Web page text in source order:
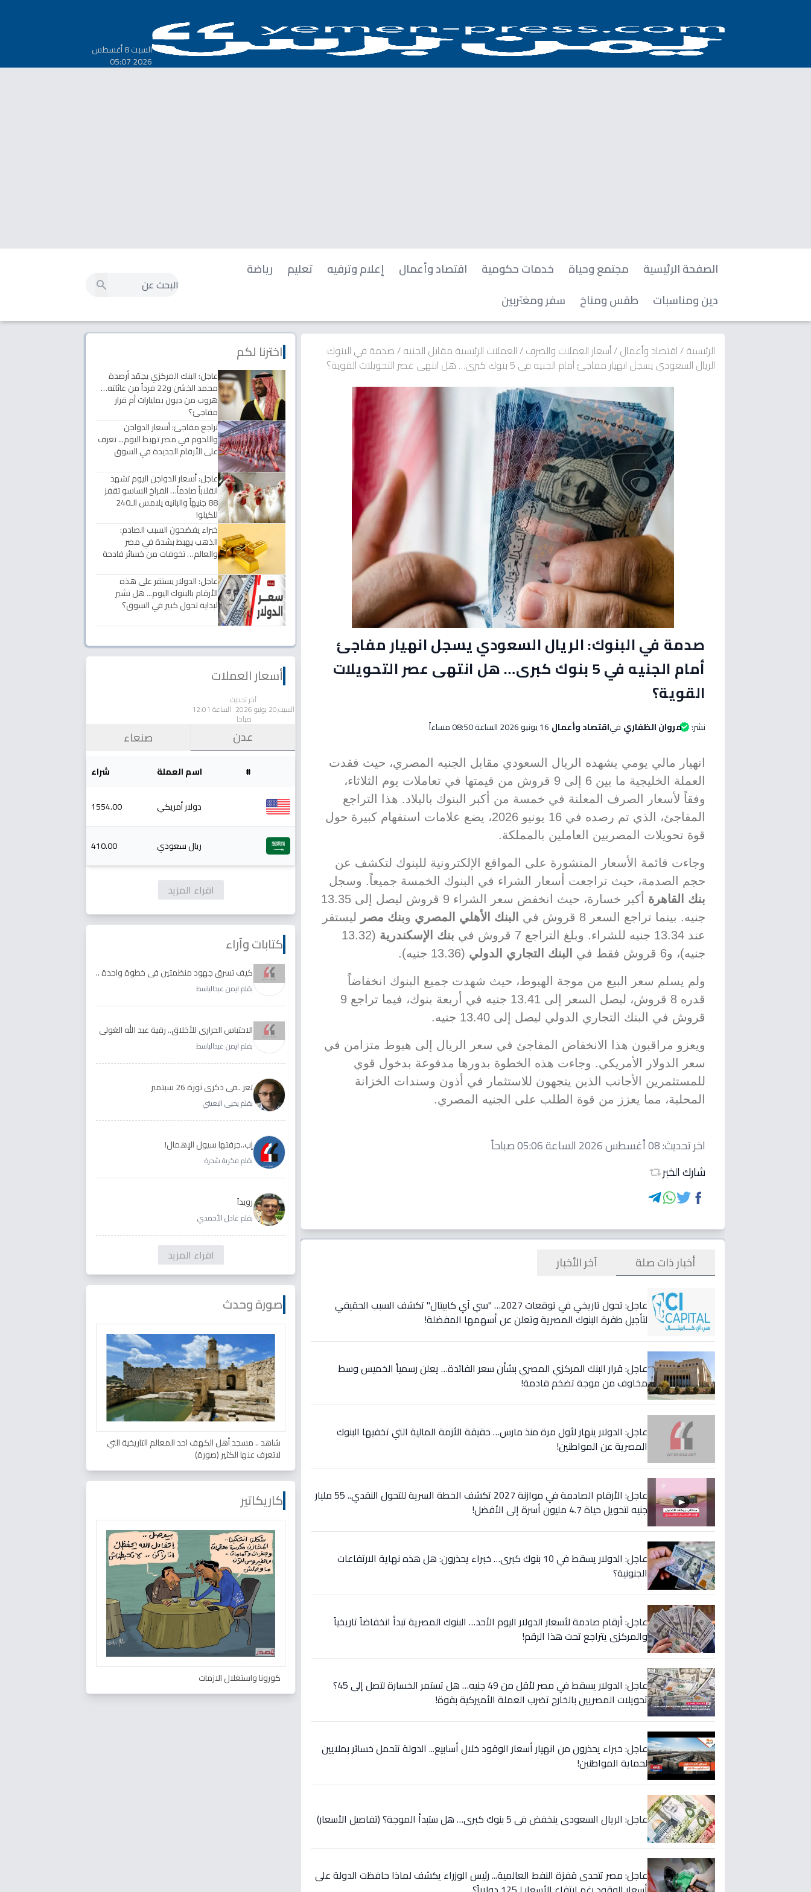
السبت 8 أغسطس
2026 05:07
الصفحة الرئيسية مجتمع وحياة خدمات حكومية اقتصاد وأعمال إعلام وترفيه تعليم
رياضة
دين ومناسبات
طقس ومناخ سفر ومغتربين
الرئيسية/اقتصاد وأعمال/أسعار العملات والصرف/العملات الرئيسية مقابل الجنيه/صدمة في البنوك:
الريال السعودي يسجل انهيار مفاجئ أمام الجنيه في 5 بنوك كبرى… هل انتهى عصر التحويلات القوية؟
صدمة في البنوك: الريال السعودي يسجل انهيار مفاجئ
أمام الجنيه في 5 بنوك كبرى… هل انتهى عصر التحويلات
القوية؟
نشر: مروان الظفاري فياقتصاد وأعمال 16 يونيو 2026 الساعة 08:50 مساءاً
انهيار مالي يومي يشهده الريال السعودي مقابل الجنيه المصري، حيث فقدت
العملة الخليجية ما بين 6 إلى 9 قروش من قيمتها في تعاملات يوم الثلاثاء،
وفقاً لأسعار الصرف المعلنة في خمسة من أكبر البنوك بالبلاد. هذا التراجع
المفاجئ، الذي تم رصده في 16 يونيو 2026، يضع علامات استفهام كبيرة حول
قوة تحويلات المصريين العاملين بالمملكة.
وجاءت قائمة الأسعار المنشورة على المواقع الإلكترونية للبنوك لتكشف عن
حجم الصدمة، حيث تراجعت أسعار الشراء في البنوك الخمسة جميعاً. وسجل
بنك القاهرة
أكبر خسارة، حيث انخفض سعر الشراء 9 قروش ليصل إلى 13.35
جنيه. بينما تراجع السعر 8 قروش في
البنك الأهلي المصري وبنك مصر ليستقر
عند 13.34 جنيه للشراء. وبلغ التراجع 7 قروش في
بنك الإسكندرية
(13.32
جنيه)، و6 قروش فقط في
البنك التجاري الدولي (13.36 جنيه).
ولم يسلم سعر البيع من موجة الهبوط، حيث شهدت جميع البنوك انخفاضاً
قدره 8 قروش، ليصل السعر إلى 13.41 جنيه في أربعة بنوك، فيما تراجع 9
قروش في البنك التجاري الدولي ليصل إلى 13.40 جنيه.
ويعزو مراقبون هذا الانخفاض المفاجئ في سعر الريال إلى هبوط متزامن في
سعر الدولار الأمريكي. وجاءت هذه الخطوة بدورها مدفوعة بدخول قوي
للمستثمرين الأجانب الذين يتجهون للاستثمار في أذون وسندات الخزانة
المحلية، مما يعزز من قوة الطلب على الجنيه المصري.
اخر تحديث:08 أغسطس 2026 الساعة 05:06 صباحاً
شارك الخبر
أخبار ذات صلة آخر الأخبار
عاجل: تحول تاريخي في توقعات 2027… "سي آي كابيتال" تكشف السبب الحقيقي
لتأجيل طفرة البنوك المصرية وتعلن عن أسهمها المفضلة!
عاجل: قرار البنك المركزي المصري بشأن سعر الفائدة… يعلن رسمياً الخميس وسط
مخاوف من موجة تضخم قادمة!
عاجل: الدولار ينهار لأول مرة منذ مارس… حقيقة الأزمة المالية التي تخفيها البنوك
المصرية عن المواطنين!
عاجل: الأرقام الصادمة في موازنة 2027 تكشف الخطة السرية للتحول النقدي.. 55 مليار
جنيه لتحويل حياة 4.7 مليون أسرة إلى الأفضل!
عاجل: الدولار يسقط في 10 بنوك كبرى… خبراء يحذرون: هل هذه نهاية الارتفاعات
الجنونية؟
عاجل: أرقام صادمة لأسعار الدولار اليوم الأحد… البنوك المصرية تبدأ انخفاضاً تاريخياً
والمركزي يتراجع تحت هذا الرقم!
عاجل: الدولار يسقط في مصر لأقل من 49 جنيه… هل تستمر الخسارة لتصل إلى 45؟
تحويلات المصريين بالخارج تضرب العملة الأميركية بقوة!
عاجل: خبراء يحذرون من انهيار أسعار الوقود خلال أسابيع... الدولة تتحمل خسائر بملايين
لحماية المواطنين!
عاجل: الريال السعودي ينخفض في 5 بنوك كبرى… هل ستبدأ الموجة؟ (تفاصيل الأسعار)
عاجل: مصر تتحدى قفزة النفط العالمية... رئيس الوزراء يكشف لماذا حافظت الدولة على
اخترنا لكم
عاجل: البنك المركزي يجمّد أرصدة
محمد الخشن و22 فرداً من عائلته…
هروب من ديون بمليارات أم قرار
مفاجئ؟
تراجع مفاجئ: أسعار الدواجن
واللحوم في مصر تهبط اليوم... تعرف
على الأرقام الجديدة في السوق
عاجل: أسعار الدواجن اليوم تشهد
انقلاباً صادماً… الفراخ الساسو تقفز
88 جنيهاً والبانيه يلامس الـ240
للكيلو!
خبراء يفضحون السبب الصادم:
الذهب يهبط بشدة في مصر
والعالم… تخوفات من خسائر فادحة
عاجل: الدولار يستقر على هذه
الأرقام بالبنوك اليوم... هل تشير
لبداية تحول كبير في السوق؟
أسعار العملات
آخر تحديث
السبت,20 يونيو 2026 الساعة 12:01
صباحا
عدن صنعاء
# اسم العملة شراء
دولار أمريكي 1554.00
ريال سعودي 410.00
اقراء المزيد
كتابات وآراء
كيف تسرق جهود منظمتين في خطوة واحدة ..
الأجابة لدى رقية عبد الله الغولي وغدير طيره
بقلم ايمن عبدالباسط
الاحتباس الحراري للأخلاق.. رقية عبد الله الغولي
وغدير طيره نموذجا
بقلم ايمن عبدالباسط
تعز ..في ذكرى ثورة 26 سبتمبر
بقلم يحيى البعيثي
إب..جرفتها سيول الإهمال!
بقلم فكرية شحرة
رويداَ
بقلم عادل الأحمدي
اقراء المزيد
صورة وحدث
شاهد .. مسجد أهل الكهف احد المعالم التاريخية التي
لاتعرف عنها الكثير (صورة)
كاريكاتير
كورونا واستغلال الازمات